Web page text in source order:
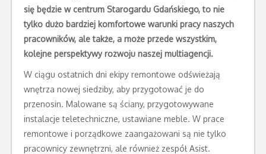
się będzie w centrum Starogardu Gdańskiego, to nie
tylko dużo bardziej komfortowe warunki pracy naszych
pracowników, ale także, a może przede wszystkim,
kolejne perspektywy rozwoju naszej multiagencji.
W ciągu ostatnich dni ekipy remontowe odświeżają
wnętrza nowej siedziby, aby przygotować je do
przenosin. Malowane są ściany, przygotowywane
instalacje teletechniczne, ustawiane meble. W prace
remontowe i porządkowe zaangażowani są nie tylko
pracownicy zewnętrzni, ale również zespół Asist.